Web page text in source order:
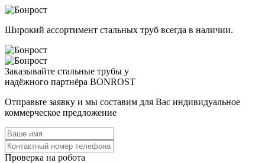
Широкий ассортимент стальных труб всегда в наличии.
Заказывайте стальные трубы у
надёжного партнёра BONROST
Отправьте заявку и мы составим для Вас индивидуальное
коммерческое предложение
Проверка на робота